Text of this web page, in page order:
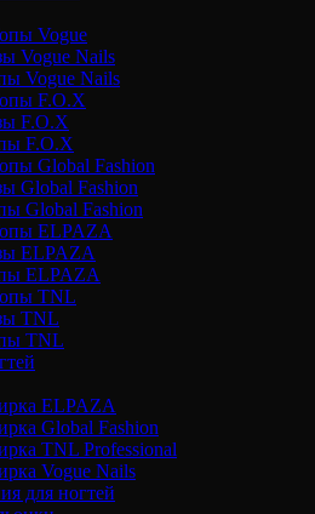
Vogue
Vogue Nails
Vogue Nails
F.O.X
F.O.X
F.O.X
Global Fashion
Global Fashion
Global Fashion
ELPAZA
ELPAZA
ELPAZA
TNL
TNL
TNL
ELPAZA
Global Fashion
TNL Professional
Vogue Nails
для ногтей